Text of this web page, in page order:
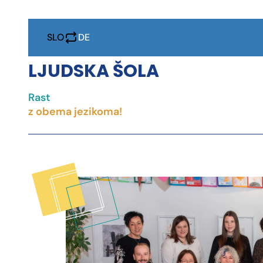
SLO DE
IZOBRAŽEVANJE
LJUDSKA ŠOLA
Rast
z obema jezikoma!